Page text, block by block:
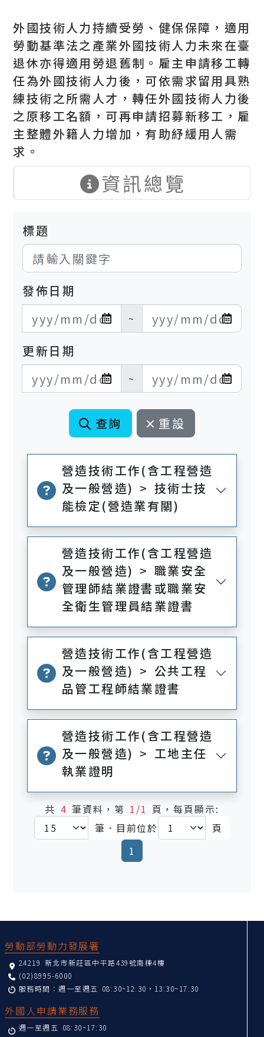
外國技術人力持續受勞、健保保障，適用
勞動基準法之產業外國技術人力未來在臺
退休亦得適用勞退舊制。雇主申請移工轉
任為外國技術人力後，可依需求留用具熟
練技術之所需人才，轉任外國技術人力後
之原移工名額，可再申請招募新移工，雇
主整體外籍人力增加，有助紓緩用人需
求。
資訊總覽
標題
發佈日期
發布日期開始
~
發布日期結束
更新日期
更新日期開始
~
更新日期結束
查詢 重設
營造技術工作(含工程營造
及一般營造) > 技術士技
能檢定(營造業有關)
營造技術工作(含工程營造
及一般營造) > 職業安全
管理師結業證書或職業安
全衛生管理員結業證書
營造技術工作(含工程營造
及一般營造) > 公共工程
品管工程師結業證書
營造技術工作(含工程營造
及一般營造) > 工地主任
執業證明
共 4筆資料，第 1/1 頁，每頁顯示:
筆．目前位於
頁
1
勞動部勞動力發展署
24219 新北市新莊區中平路439號南棟4樓
(02)8995-6000
服務時間：週一至週五 08:30~12:30，13:30~17:30
外國人申請業務服務
週一至週五 08:30~17:30